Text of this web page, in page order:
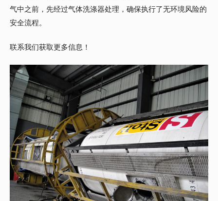
气中之前，先经过气体洗涤器处理，确保执行了无环境风险的
安全流程。
联系我们获取更多信息！